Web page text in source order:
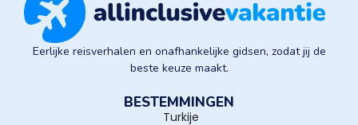
Eerlijke reisverhalen en onafhankelijke gidsen, zodat jij de
beste keuze maakt.
BESTEMMINGEN
Turkije